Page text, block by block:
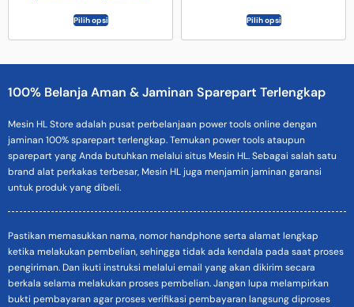
Pilih opsi Pilih opsi
100% Belanja Aman & Jaminan Sparepart Terlengkap
Mesin HL Store adalah pusat perbelanjaan power tools online dengan
jaminan 100% sparepart terlengkap. Temukan power tools ataupun
sparepart yang Anda butuhkan melalui situs Mesin HL. Sebagai salah satu
brand alat perkakas terbesar, Mesin HL juga menjamin jaminan garansi
untuk produk yang dibeli.
Pastikan memasukkan nama, nomor handphone serta alamat lengkap
ketika melakukan pembelian, sehingga tidak ada kendala pada saat proses
pengiriman. Dan ikuti instruksi melalui email yang akan dikirim secara
berkala selama melakukan proses pembelian. Jangan lupa melampirkan
bukti pembayaran agar proses verifikasi pembayaran langsung diproses